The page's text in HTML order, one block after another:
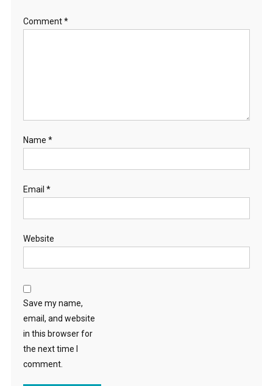
Comment*
Name *
Email *
Website
Save my name,
email, and website
in this browser for
the next time I
comment.